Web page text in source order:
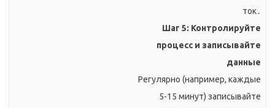
ток․
Шаг 5: Контролируйте
процесс и записывайте
данные
Регулярно (например, каждые
5-15 минут) записывайте